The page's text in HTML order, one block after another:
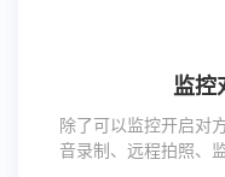
监控
除了可以监控开启对
音录制、远程拍照、